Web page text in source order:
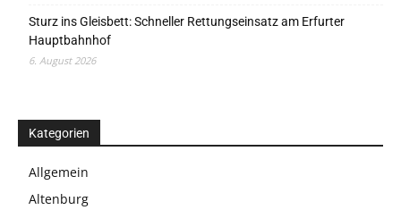
Sturz ins Gleisbett: Schneller Rettungseinsatz am Erfurter
Hauptbahnhof
6. August 2026
Kategorien
Allgemein
Altenburg